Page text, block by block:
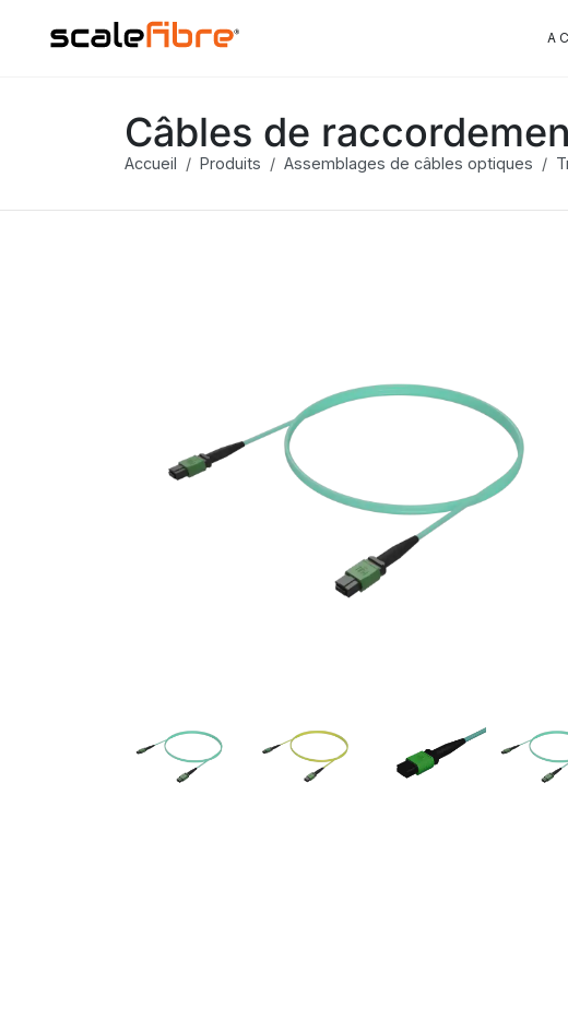
Câbles de
Accueil Produits Assemblages de câbles optiques